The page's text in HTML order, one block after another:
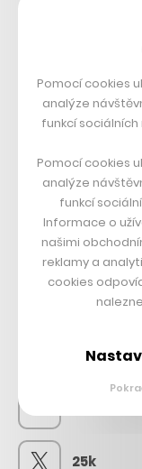
SLEDUJTE NÁS
25k
Pomocí cookies
analýze
funkcí
Pomocí cookies
analýze
funkcí
Informace o
našimi
reklamy a
cookies